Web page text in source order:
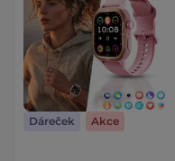
Dáreček Akce